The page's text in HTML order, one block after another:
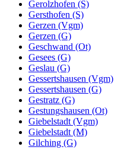
Gerolzhofen (S)
Gersthofen (S)
Gerzen (Vgm)
Gerzen (G)
Geschwand (Ot)
Gesees (G)
Geslau (G)
Gessertshausen (Vgm)
Gessertshausen (G)
Gestratz (G)
Gestungshausen (Ot)
Giebelstadt (Vgm)
Giebelstadt (M)
Gilching (G)